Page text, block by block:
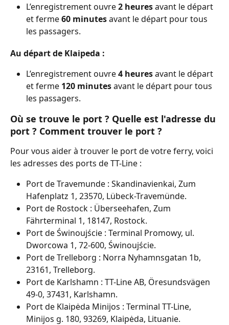
L’enregistrement ouvre 2 heures avant le départ
et ferme 60 minutes avant le départ pour tous
les passagers.
Au départ de Klaipeda :
L’enregistrement ouvre 4 heures avant le départ
et ferme 120 minutes avant le départ pour tous
les passagers.
Où se trouve le port ? Quelle est l'adresse du
port ? Comment trouver le port ?
Pour vous aider à trouver le port de votre ferry, voici
les adresses des ports de TT-Line :
Port de Travemunde : Skandinavienkai, Zum
Hafenplatz 1, 23570, Lübeck-Travemünde.
Port de Rostock : Überseehafen, Zum
Fährterminal 1, 18147, Rostock.
Port de Świnoujście : Terminal Promowy, ul.
Dworcowa 1, 72-600, Świnoujście.
Port de Trelleborg : Norra Nyhamnsgatan 1b,
23161, Trelleborg.
Port de Karlshamn : TT-Line AB, Öresundsvägen
49-0, 37431, Karlshamn.
Port de Klaipėda Minijos : Terminal TT-Line,
Minijos g. 180, 93269, Klaipėda, Lituanie.